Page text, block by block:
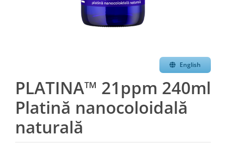
English
PLATINA™ 21ppm 240ml
Platină nanocoloidală
naturală